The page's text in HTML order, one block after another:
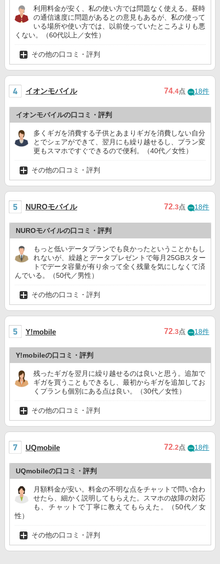
利用料金が安く、私の使い方では問題なく使える。昼時
の通信速度に問題があるとの意見もあるが、私の使って
いる場所や使い方では、以前使っていたところよりも悪
くない。（60代以上／女性）
その他の口コミ・評判
イオンモバイル 74.4点 18件
イオンモバイルの口コミ・評判
多くギガを消費する子供とあまりギガを消費しない自分
とでシェアができて、翌月にも繰り越せるし、プラン変
更もスマホですぐできるので便利。（40代／女性）
その他の口コミ・評判
NUROモバイル 72.3点 18件
NUROモバイルの口コミ・評判
もっと低いデータプランでも良かったということかもし
れないが、繰越とデータプレゼントで毎月25GBスター
トでデータ容量が有り余って全く残量を気にしなくて済
んでいる。（50代／男性）
その他の口コミ・評判
Y!mobile 72.3点 18件
Y!mobileの口コミ・評判
残ったギガを翌月に繰り越せるのは良いと思う。追加で
ギガを買うこともできるし、最初からギガを追加してお
くプランも個別にある点は良い。（30代／女性）
その他の口コミ・評判
UQmobile 72.2点 18件
UQmobileの口コミ・評判
月額料金が安い。料金の不明な点をチャットで問い合わ
せたら、細かく説明してもらえた。スマホの故障の対応
も、チャットで丁寧に教えてもらえた。（50代／女
性）
その他の口コミ・評判